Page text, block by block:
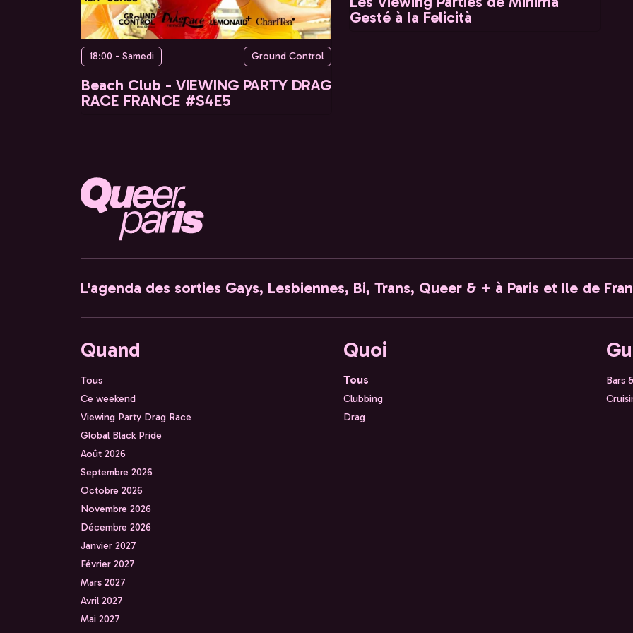
18:00 - Samedi Ground Control
Beach Club - VIEWING PARTY DRAG
RACE FRANCE #S4E5
Gesté à la Felicità
L'agenda des sorties Gays, Lesbiennes, Bi, Trans, Queer & + à Paris et Ile de
Quand
Tous
Ce weekend
Viewing Party Drag Race
Global Black Pride
Août 2026
Septembre 2026
Octobre 2026
Novembre 2026
Décembre 2026
Janvier 2027
Février 2027
Mars 2027
Avril 2027
Mai 2027
Quoi
Tous
Clubbing
Drag
Bars